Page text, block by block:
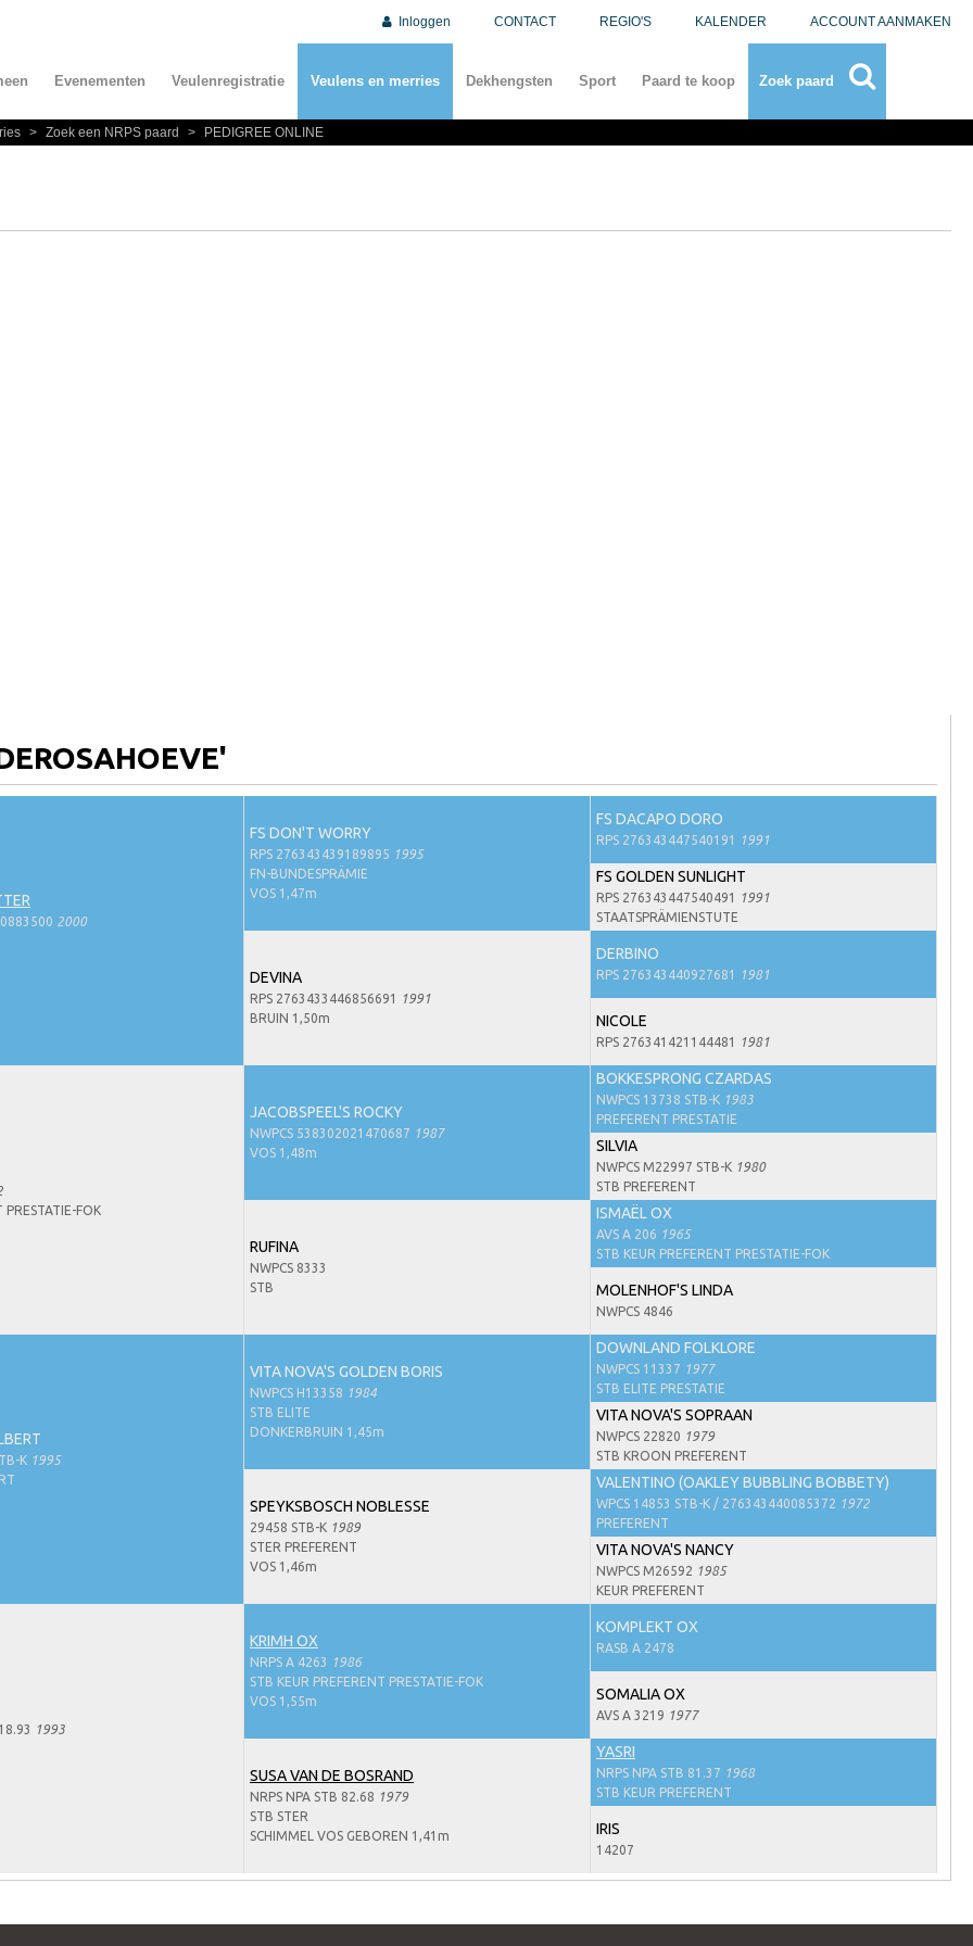
Inloggen CONTACT REGIO'S KALENDER ACCOUNT AANMAKEN
Evenementen Veulenregistratie Veulens en merries Dekhengsten Sport Paard te koop Zoek paard
> Zoek een NRPS paard > PEDIGREE ONLINE
2000
FS DON'T WORRY
RPS 276343439189895 1995
FN-BUNDESPRÄMIE
VOS 1,47m
FS DACAPO DORO
RPS 276343447540191 1991
FS GOLDEN SUNLIGHT
RPS 276343447540491
1991
STAATSPRÄMIENSTUTE
DEVINA
RPS 2763433446856691
1991
BRUIN 1,50m
DERBINO
RPS 276343440927681 1981
NICOLE
RPS 276341421144481 1981
PRESTATIE-FOK
JACOBSPEEL'S ROCKY
NWPCS 538302021470687 1987
VOS 1,48m
BOKKESPRONG CZARDAS
NWPCS 13738 STB-K 1983
PREFERENT PRESTATIE
SILVIA
NWPCS M22997 STB-K 1980
STB PREFERENT
RUFINA
NWPCS 8333
STB
ISMAËL OX
AVS A 206 1965
STB KEUR PREFERENT PRESTATIE-FOK
MOLENHOF'S LINDA
NWPCS 4846
K 1995
VITA NOVA'S GOLDEN BORIS
NWPCS H13358 1984
STB ELITE
DONKERBRUIN 1,45m
DOWNLAND FOLKLORE
NWPCS 11337 1977
STB ELITE PRESTATIE
VITA NOVA'S SOPRAAN
NWPCS 22820 1979
STB KROON PREFERENT
SPEYKSBOSCH NOBLESSE
29458 STB-K 1989
STER PREFERENT
VOS 1,46m
VALENTINO (OAKLEY BUBBLING BOBBETY)
WPCS 14853 STB-K / 276343440085372 1972
PREFERENT
VITA NOVA'S NANCY
NWPCS M26592 1985
KEUR PREFERENT
1993
KRIMH OX
NRPS A 4263
1986
STB KEUR PREFERENT PRESTATIE-FOK
VOS 1,55m
KOMPLEKT OX
RASB A 2478
SOMALIA OX
AVS A 3219 1977
SUSA VAN DE BOSRAND
NRPS NPA STB 82.68 1979
STB STER
SCHIMMEL VOS GEBOREN 1,41m
YASRI
NRPS NPA STB 81.37 1968
STB KEUR PREFERENT
IRIS
14207